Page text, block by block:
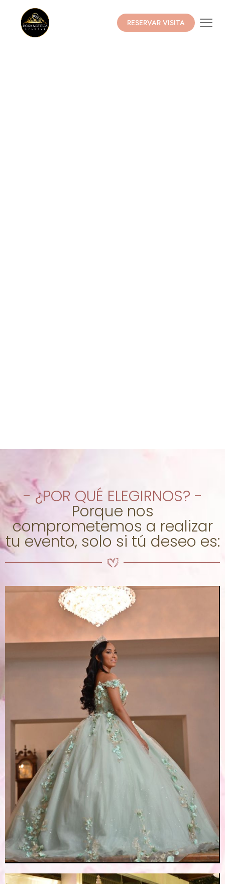
RESERVAR VISITA
- ¿POR QUÉ ELEGIRNOS? -
Porque nos
comprometemos a realizar
tu evento, solo si tú deseo es: